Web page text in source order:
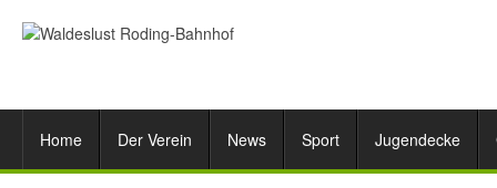
Home Der Verein News Sport Jugendecke